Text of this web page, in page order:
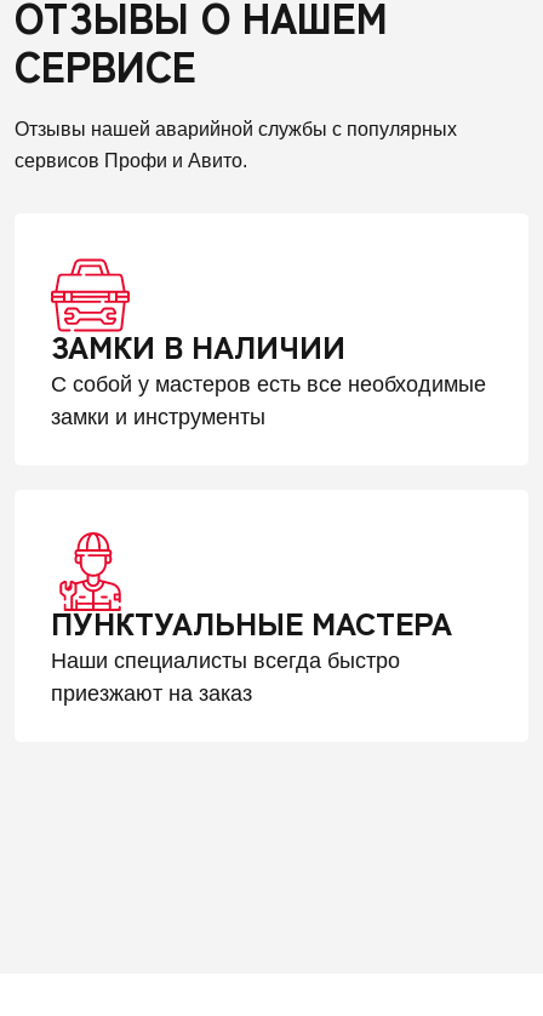
ОТЗЫВЫ О НАШЕМ
СЕРВИСЕ
Отзывы нашей аварийной службы с популярных
сервисов Профи и Авито.
ЗАМКИ В НАЛИЧИИ
С собой у мастеров есть все необходимые
замки и инструменты
ПУНКТУАЛЬНЫЕ МАСТЕРА
Наши специалисты всегда быстро
приезжают на заказ